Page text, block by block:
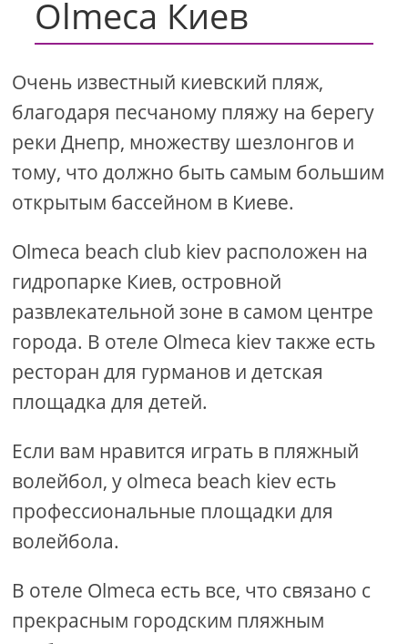
Olmeca Киев
Очень известный киевский пляж,
благодаря песчаному пляжу на берегу
реки Днепр, множеству шезлонгов и
тому, что должно быть самым большим
открытым бассейном в Киеве.
Olmeca beach club kiev расположен на
гидропарке Киев, островной
развлекательной зоне в самом центре
города. В отеле Olmeca kiev также есть
ресторан для гурманов и детская
площадка для детей.
Если вам нравится играть в пляжный
волейбол, у olmeca beach kiev есть
профессиональные площадки для
волейбола.
В отеле Olmeca есть все, что связано с
прекрасным городским пляжным